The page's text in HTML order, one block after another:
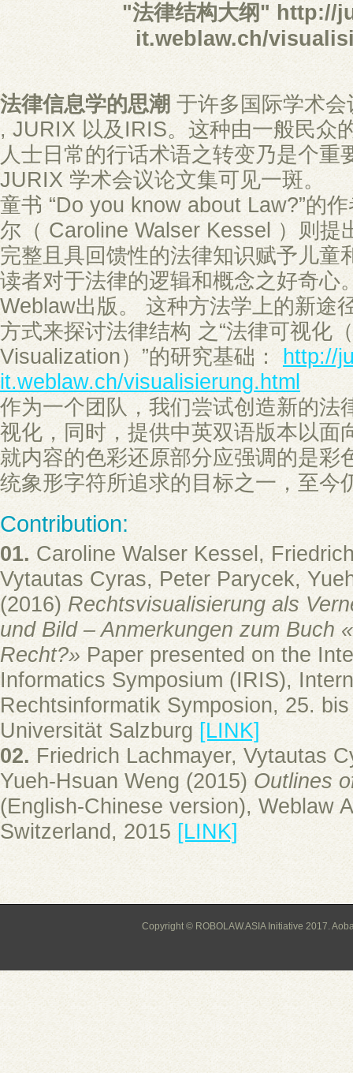
"法律结构大纲" http://
it.weblaw.ch/
法律信息学的思潮 于许多国际学术
, JURIX 以及IRIS。这种由一般民众
人士日常的行话术语之转变乃是个重
JURIX 学术会议论文集可见一斑。
童书 “Do you know about Law?”的
尔（ Caroline Walser Kessel ）则提
完整且具回馈性的法律知识赋予儿童
读者对于法律的逻辑和概念之好奇心
Weblaw出版。 这种方法学上的新途
方式来探讨法律结构 之“法律可视化
Visualization）”的研究基础： http://
it.weblaw.ch/visualisierung.html
作为一个团队，我们尝试创造新的法
视化，同时，提供中英双语版本以面
就内容的色彩还原部分应强调的是彩
统象形字符所追求的目标之一，至今
Contribution:
01. Caroline Walser Kessel,
Vytautas Cyras, Peter Parycek,
(2016) Rechtsvisualisierung als
und Bild – Anmerkungen zum Buch
Recht?» Paper presented on the
Informatics Symposium (IRIS),
Rechtsinformatik Symposion, 25.
Universität Salzburg [LINK]
02. Friedrich Lachmayer, Vytautas
Yueh-Hsuan Weng (2015) Outlines
(English-Chinese version), Weblaw
Switzerland, 2015 [LINK]
Copyright © ROBOLAW.ASIA Initiative 2017.